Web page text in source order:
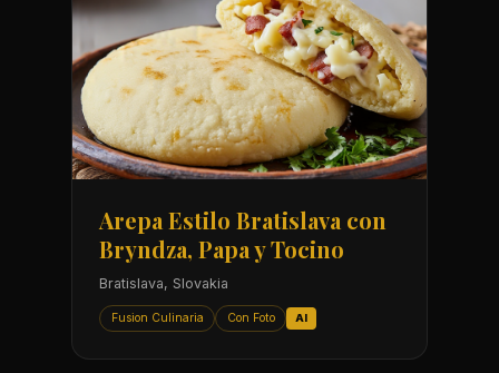
Arepa Estilo Bratislava con
Bryndza, Papa y Tocino
Bratislava, Slovakia
Fusion Culinaria Con Foto AI